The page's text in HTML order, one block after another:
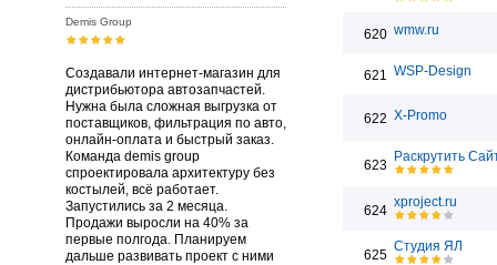
Demis Group
Создавали интернет-магазин для
дистрибьютора автозапчастей.
Нужна была сложная выгрузка от
поставщиков, фильтрация по авто,
онлайн-оплата и быстрый заказ.
Команда demis group
спроектировала архитектуру без
костылей, всё работает.
Запустились за 2 месяца.
Продажи выросли на 40% за
первые полгода. Планируем
дальше развивать проект с ними
620 wmw.ru
621 WSP-Design
622 X-Promo
623
Раскрутить
624
xproject.ru
625
Студия ЯЛ